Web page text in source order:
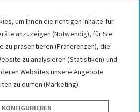
um Ihnen die richtigen Inhalte für
anzuzeigen (Notwendig), für Sie
zu präsentieren (Präferenzen), die
zu analysieren (Statistiken) und
Websites unsere Angebote
zu dürfen (Marketing).
KONFIGURIEREN
Impressum
Cookie-Einstellungen